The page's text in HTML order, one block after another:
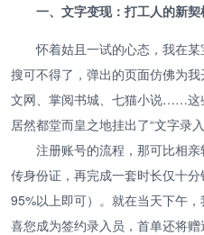
一、文字变现：打工人的新契
怀着姑且一试的心态，我在
搜可不得了，弹出的页面仿佛为
文网、掌阅书城、七猫小说……这
居然都堂而皇之地挂出了“文字录
注册账号的流程，那可比相
传身份证，再完成一套时长仅十
95%以上即可）。就在当天下午
喜您成为签约录入员，首单还将赠